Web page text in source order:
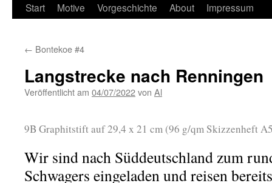
Start Motive Vorgeschichte About Impressum
← Bontekoe #4
Langstrecke nach Renningen
Veröffentlicht am 04/07/2022von Al
9B Graphitstift auf 29,4 x 21 cm (96 g/qm Skizzenheft
Wir sind nach Süddeutschland zum
Schwagers eingeladen und reisen